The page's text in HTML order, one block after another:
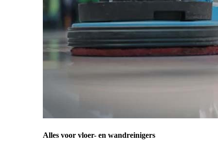
Alles voor vloer- en wandreinigers